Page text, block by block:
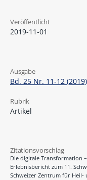
Veröffentlicht
2019-11-01
Ausgabe
Bd. 25 Nr. 11-12
Rubrik
Artikel
Zitationsvorschlag
Die digitale Transformation
Erlebnisbericht zum 11.
Schweizer Zentrum für Heil-